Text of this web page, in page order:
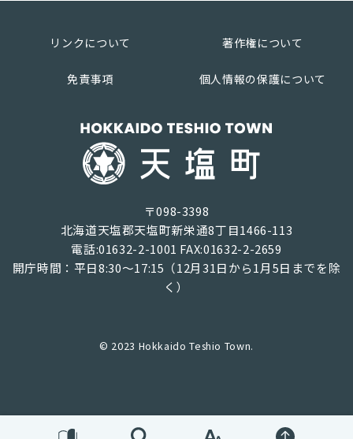
リンクについて 著作権について
免責事項 個人情報の保護について
〒098-3398
北海道天塩郡天塩町新栄通8丁目1466-113
電話:01632-2-1001 FAX:01632-2-2659
開庁時間：平日8:30～17:15（12月31日から1月5日までを除
く）
© 2023 Hokkaido Teshio Town.